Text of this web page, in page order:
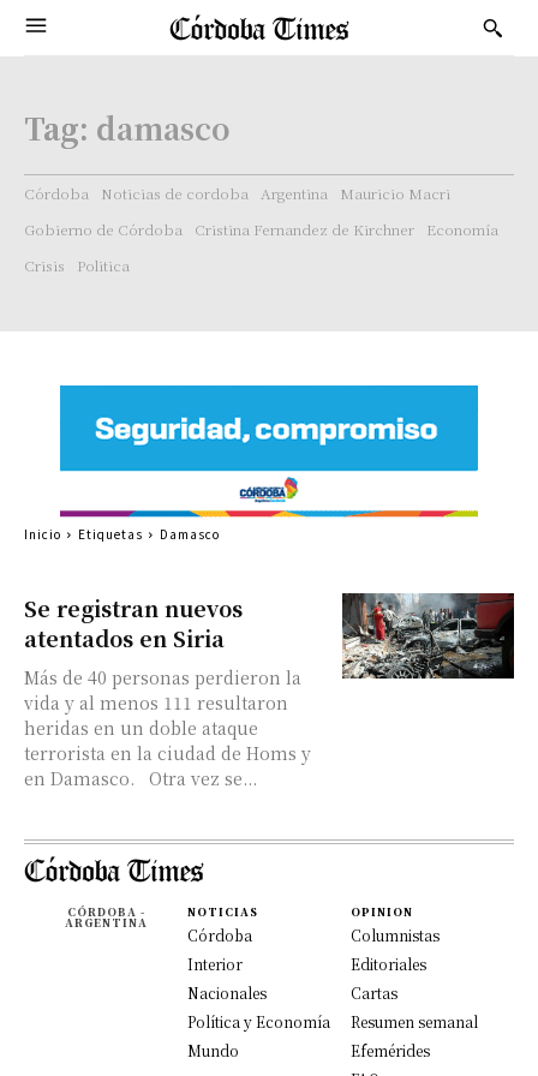
Tag: damasco
Córdoba Noticias de cordoba Argentina
Mauricio Macri
Gobierno de Córdoba
Cristina Fernandez de Kirchner
Economía
Crisis
Politica
Se registran nuevos
atentados en Siria
Más de 40 personas perdieron la
vida y al menos 111 resultaron
heridas en un doble ataque
terrorista en la ciudad de Homs y
en Damasco. Otra vez se...
Inicio Etiquetas Damasco
CÓRDOBA -
ARGENTINA
NOTICIAS
Córdoba
Interior
Nacionales
Política y Economía
Mundo
OPINION
Columnistas
Editoriales
Cartas
Resumen semanal
Efemérides